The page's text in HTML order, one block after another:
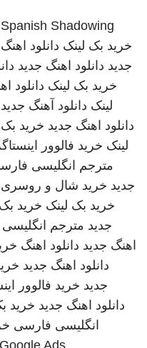
Spanish Shadowing
خرید بک لینک دانلود
جدید دانلود اهنگ جدید
خرید بک لینک دانلود
لینک دانلود آهنگ جدید
دانلود اهنگ جدید خرید بک
لینک خرید فالوور
مترجم انگلیسی
جدید خرید شال و روسری
خرید بک لینک خرید
جدید مترجم
اهنگ جدید دانلود اهنگ
دانلود اهنگ جدید
جدید خرید فالوور
دانلود اهنگ جدید خرید
انگلیسی فارسی
Ads